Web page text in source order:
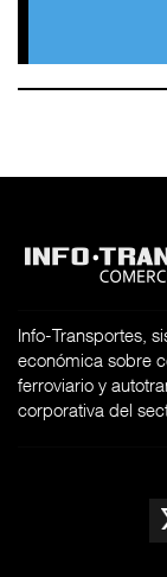
Info-Transportes,
económica sobre
ferroviario y
corporativa del